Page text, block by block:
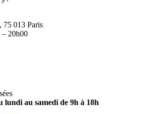
75 013 Paris
– 20h00
lundi au samedi de 9h à 18h